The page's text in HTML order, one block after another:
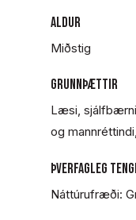
ALDUR
Miðstig
GRUNNÞÆTTIR
Læsi,
og
ÞVERFAGLEG
Náttúrufræði: